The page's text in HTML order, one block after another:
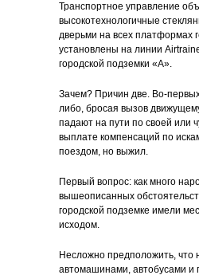
Транспортное управление
высокотехнологичные
дверьми на всех платформах
установлены на линии
городской подземки «А».
Зачем? Причин две. Во-
либо, бросая вызов
падают на пути по своей или
выплате компенсаций по
поездом, но выжил.
Первый вопрос: как много
вышеописанных
городской подземке имели
исходом.
Несложно предположить, что
автомашинами, автобусами и